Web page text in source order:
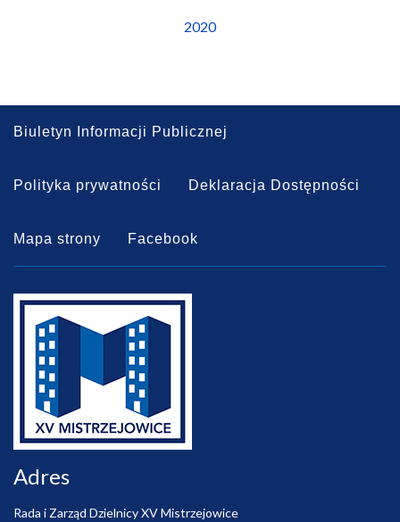
2020
Biuletyn Informacji Publicznej
Polityka prywatności Deklaracja Dostępności
Mapa strony Facebook
Adres
Rada i Zarząd Dzielnicy XV Mistrzejowice